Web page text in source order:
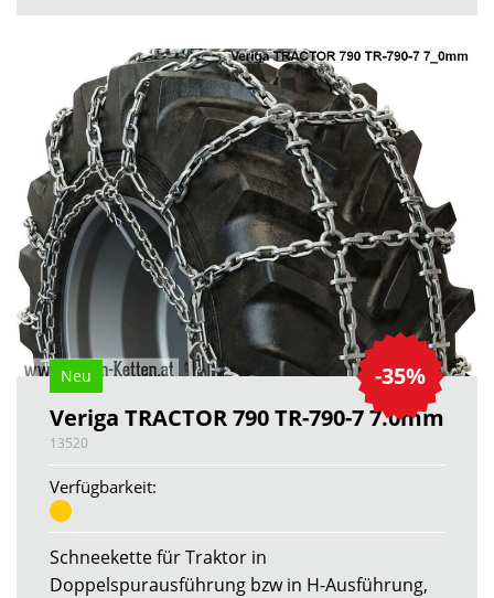
-35%
Neu
Veriga TRACTOR 790 TR-790-7 7.0mm
13520
Verfügbarkeit:
Schneekette für Traktor in
Doppelspurausführung bzw in H-Ausführung,